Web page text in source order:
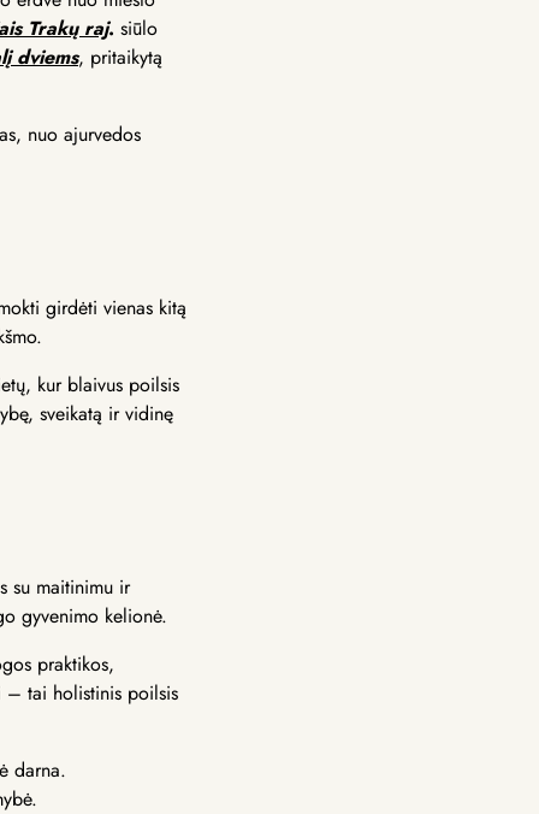
Trakų raj. siūlo
dviems, pritaikytą
nuo ajurvedos
girdėti vienas kitą
kur blaivus poilsis
sveikatą ir vidinę
su maitinimu ir
gyvenimo kelionė.
praktikos,
– tai holistinis poilsis
darna.